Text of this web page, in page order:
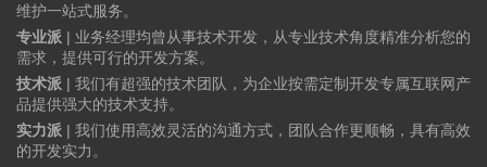
维护一站式服务。
专业派 | 业务经理均曾从事技术开发，从专业技术角度精准分析您的
需求，提供可行的开发方案。
技术派 | 我们有超强的技术团队，为企业按需定制开发专属互联网产
品提供强大的技术支持。
实力派 | 我们使用高效灵活的沟通方式，团队合作更顺畅，具有高效
的开发实力。